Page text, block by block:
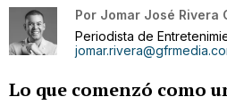
Por Jomar José Rivera
Periodista de
Lo que comenzó como